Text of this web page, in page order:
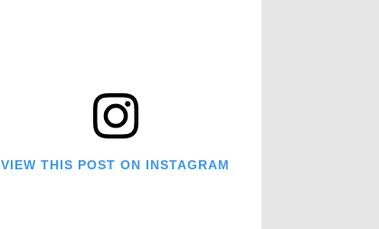
VIEW THIS POST ON INSTAGRAM